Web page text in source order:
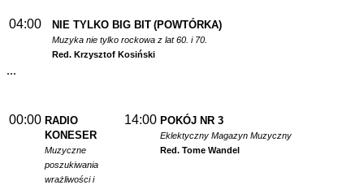
04:00 NIE TYLKO BIG BIT (POWTÓRKA)
Muzyka nie tylko rockowa z lat 60. i 70.
Red. Krzysztof Kosiński
...
00:00 RADIO
KONESER
Muzyczne
poszukiwania
wrażliwości i
14:00 POKÓJ NR 3
Eklektyczny Magazyn Muzyczny
Red. Tome Wandel